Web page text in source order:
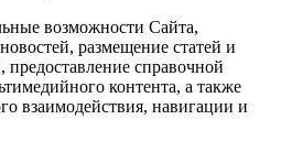
возможности Сайта,
размещение статей и
предоставление справочной
контента, а также
взаимодействия, навигации и